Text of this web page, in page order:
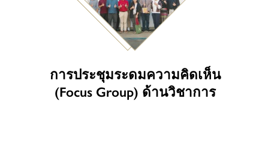
การประชุมระดมความคิดเห็น
(Focus Group) ด้านวิชาการ